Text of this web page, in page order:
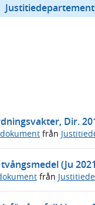
Dir.
från
(Ju
från